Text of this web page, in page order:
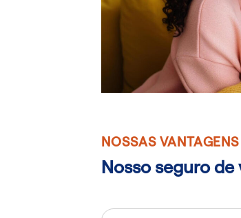
NOSSAS VANTAGENS
Nosso seguro